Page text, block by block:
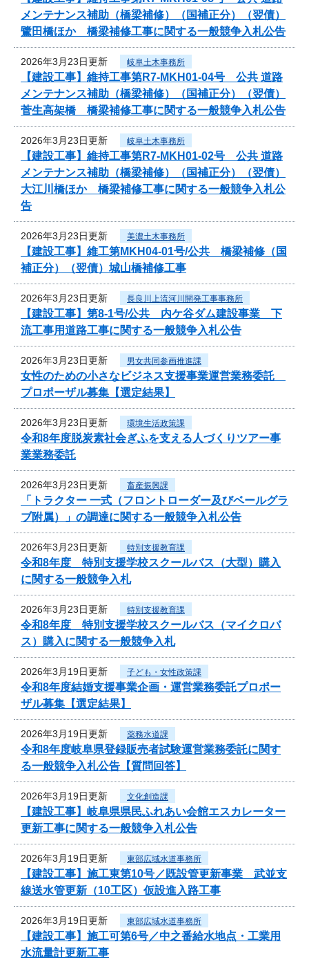
メンテナンス補助（橋梁補修）（国補正分）（翌債）
鷺田橋ほか 橋梁補修工事に関する一般競争入札公告
2026年3月23日更新 岐阜土木事務所
【建設工事】維持工事第R7-MKH01-04号 公共 道路
メンテナンス補助（橋梁補修）（国補正分）（翌債）
菅生高架橋 橋梁補修工事に関する一般競争入札公告
2026年3月23日更新 岐阜土木事務所
【建設工事】維持工事第R7-MKH01-02号 公共 道路
メンテナンス補助（橋梁補修）（国補正分）（翌債）
大江川橋ほか 橋梁補修工事に関する一般競争入札公
告
2026年3月23日更新 美濃土木事務所
【建設工事】維工第MKH04-01号/公共 橋梁補修（国
補正分）（翌債）城山橋補修工事
2026年3月23日更新 長良川上流河川開発工事事務所
【建設工事】第8-1号/公共 内ケ谷ダム建設事業 下
流工事用道路工事に関する一般競争入札公告
2026年3月23日更新 男女共同参画推進課
女性のための小さなビジネス支援事業運営業務委託
プロポーザル募集【選定結果】
2026年3月23日更新 環境生活政策課
令和8年度脱炭素社会ぎふを支える人づくりツアー事
業業務委託
2026年3月23日更新 畜産振興課
「トラクター 一式（フロントローダー及びベールグラ
ブ附属）」の調達に関する一般競争入札公告
2026年3月23日更新 特別支援教育課
令和8年度 特別支援学校スクールバス（大型）購入
に関する一般競争入札
2026年3月23日更新 特別支援教育課
令和8年度 特別支援学校スクールバス（マイクロバ
ス）購入に関する一般競争入札
2026年3月19日更新 子ども・女性政策課
令和8年度結婚支援事業企画・運営業務委託プロポー
ザル募集【選定結果】
2026年3月19日更新 薬務水道課
令和8年度岐阜県登録販売者試験運営業務委託に関す
る一般競争入札公告【質問回答】
2026年3月19日更新 文化創造課
【建設工事】岐阜県県民ふれあい会館エスカレーター
更新工事に関する一般競争入札公告
2026年3月19日更新 東部広域水道事務所
【建設工事】施工東第10号／既設管更新事業 武並支
線送水管更新（10工区）仮設進入路工事
2026年3月19日更新 東部広域水道事務所
【建設工事】施工可第6号／中之番給水地点・工業用
水流量計更新工事